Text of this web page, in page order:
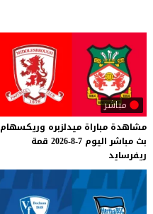
مباشر
مشاهدة مباراة ميدلزبره وريكسهام
بث مباشر اليوم 7-8-2026
قمة
ريفرسايد